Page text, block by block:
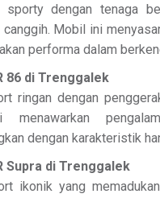
sporty dengan tenaga
Mobil ini
performa dalam
86 di Trenggalek
ringan dengan
dengan karakteristik
Supra di Trenggalek
ikonik yang